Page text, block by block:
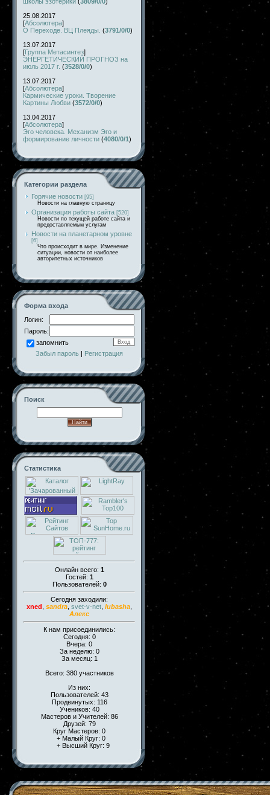
25.08.2017
[Абсолютера]
О Переходе. ВЦ Плеяды. (3791/0/0)
13.07.2017
[Группа Метасинтез]
ЭНЕРГЕТИЧЕСКИЙ ПРОГНОЗ на
июль 2017 г. (3528/0/0)
13.07.2017
[Абсолютера]
Кармические уроки. Творение
Картины Любви (3572/0/0)
13.04.2017
[Абсолютера]
Эго человека. Механизм Эго и
формирование личности (4080/0/1)
Категории раздела
Горячие новости [95]
Новости на главную страницу
Организация работы сайта [520]
Новости по текущей работе сайта и
предоставляемым услугам
Новости на планетарном уровне
[6]
Что происходит в мире. Изменение
ситуации, новости от наиболее
авторитетных источников
Форма входа
Логин:
Пароль:
запомнить
Забыл пароль | Регистрация
Поиск
Статистика
Онлайн всего: 1
Гостей: 1
Пользователей: 0
Сегодня заходили:
xned
sandra svet-v-net lubasha
Алекс
К нам присоединились:
Сегодня: 0
Вчера: 0
За неделю: 0
За месяц: 1
Всего: 380 участников
Из них:
Пользователей: 43
Продвинутых: 116
Учеников: 40
Мастеров и Учителей: 86
Друзей: 79
Круг Мастеров: 0
+ Малый Круг: 0
+ Высший Круг: 9